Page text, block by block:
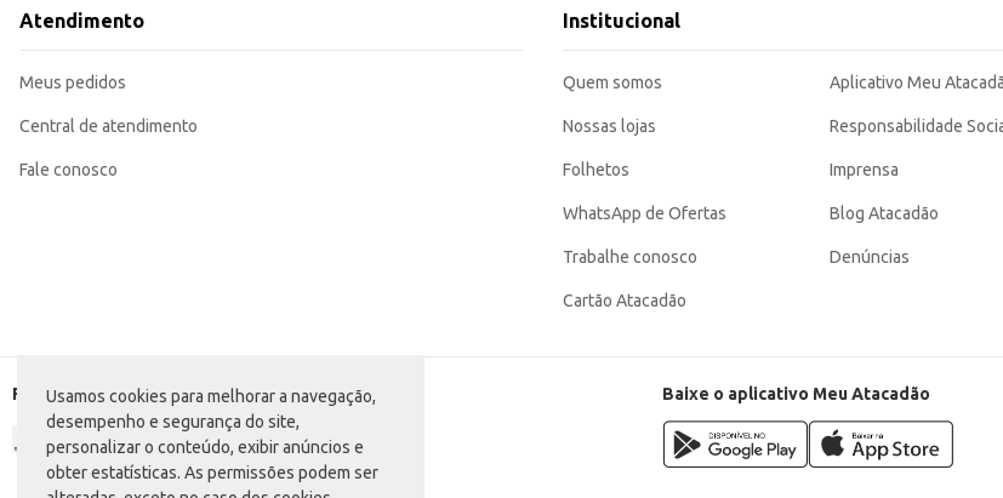
Usamos cookies para melhorar a navegação,
desempenho e segurança do site,
personalizar o conteúdo, exibir anúncios e
obter estatísticas. As permissões podem ser
A Bebida Láctea Vale Gut Banana, Aveia e Mel proporciona uma alternativa saborosa e conveniente, seja para consumo direto ou como
contribuem para a satisfação tanto de consumidores quanto de comerciantes.
Departamento: Frios e congelados
Conteúdo: 1L
Atendimento
Meus pedidos
Central de atendimento
Fale conosco
Institucional
Quem somos
Nossas lojas
Folhetos
WhatsApp de Ofertas
Trabalhe conosco
Cartão Atacadão
Aplicativo Meu
Responsabilidade
Imprensa
Blog Atacadão
Denúncias
Formas de pagamento Baixe o aplicativo Meu Atacadão